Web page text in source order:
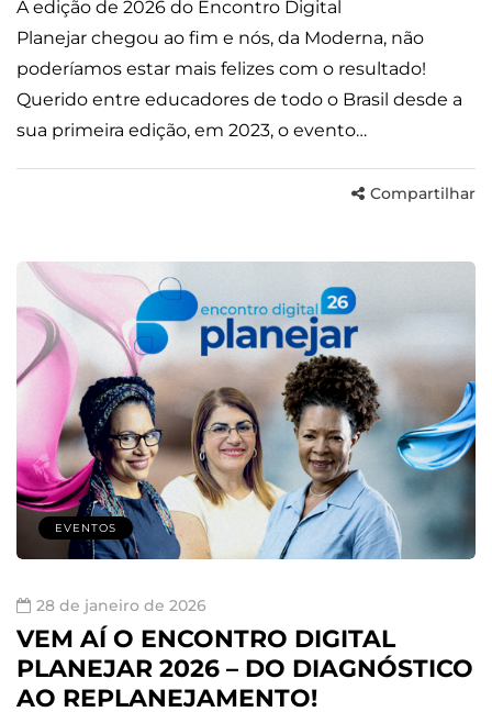
A edição de 2026 do Encontro Digital
Planejar chegou ao fim e nós, da Moderna, não
poderíamos estar mais felizes com o resultado!
Querido entre educadores de todo o Brasil desde a
sua primeira edição, em 2023, o evento…
Compartilhar
EVENTOS
28 de janeiro de 2026
VEM AÍ O ENCONTRO DIGITAL
PLANEJAR 2026 – DO DIAGNÓSTICO
AO REPLANEJAMENTO!